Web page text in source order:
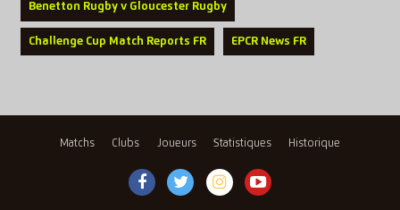
Benetton Rugby v Gloucester Rugby
Challenge Cup Match Reports FR EPCR News FR
Matchs Clubs Joueurs Statistiques Historique